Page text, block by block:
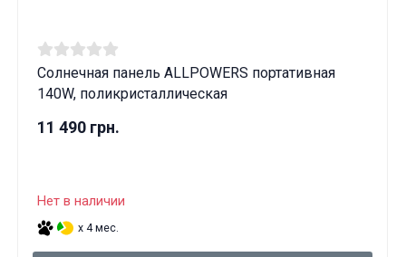
Солнечная панель ALLPOWERS портативная
140W, поликристаллическая
11 490 грн.
Нет в наличии
x 4 мес.